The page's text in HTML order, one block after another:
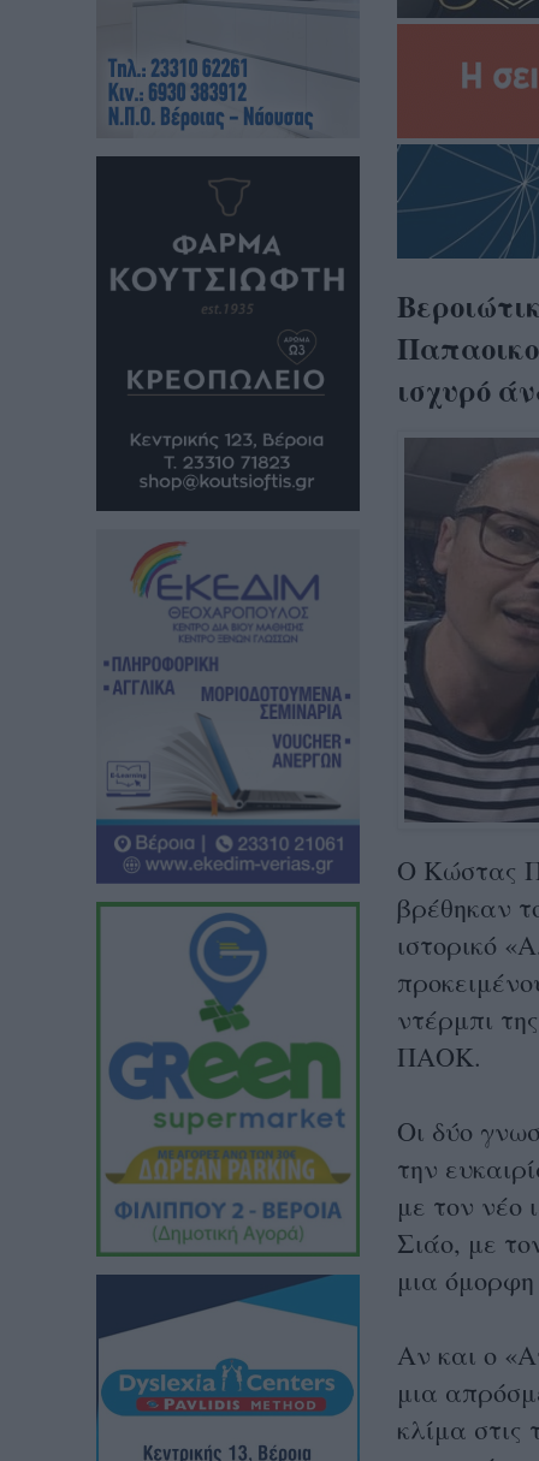
ισχυρό
Ο Κώστας
βρέθηκαν
ιστορικό
ντέρμπι
ΠΑΟΚ.
Οι δύο
την
με τον νέο
Σιάο, με
μια
Αν και ο
μια
κλίμα